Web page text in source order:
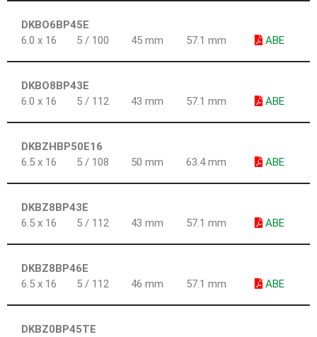
DKBO6BP45E
6.0 x 16
5 / 100 45 mm 57.1 mm ABE
DKBO8BP43E
6.0 x 16
5 / 112 43 mm 57.1 mm ABE
DKBZHBP50E16
6.5 x 16
5 / 108 50 mm 63.4 mm ABE
DKBZ8BP43E
6.5 x 16
5 / 112 43 mm 57.1 mm ABE
DKBZ8BP46E
6.5 x 16
5 / 112 46 mm 57.1 mm ABE
DKBZ0BP45TE